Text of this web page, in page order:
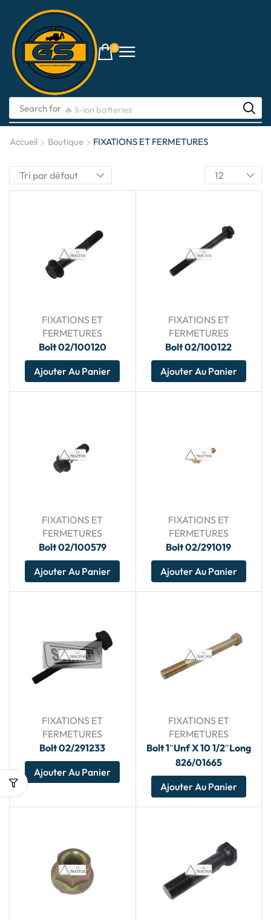
0
Search for 🔥 li-ion batteries
Accueil Boutique FIXATIONS ET FERMETURES
FIXATIONS ET
FERMETURES
Bolt 02/100120
Ajouter Au Panier
FIXATIONS ET
FERMETURES
Bolt 02/100122
Ajouter Au Panier
FIXATIONS ET
FERMETURES
Bolt 02/100579
Ajouter Au Panier
FIXATIONS ET
FERMETURES
Bolt 02/291019
Ajouter Au Panier
FIXATIONS ET
FERMETURES
Bolt 02/291233
Ajouter Au Panier
FIXATIONS ET
FERMETURES
Bolt 1″Unf X 10 1/2″Long
826/01665
Ajouter Au Panier